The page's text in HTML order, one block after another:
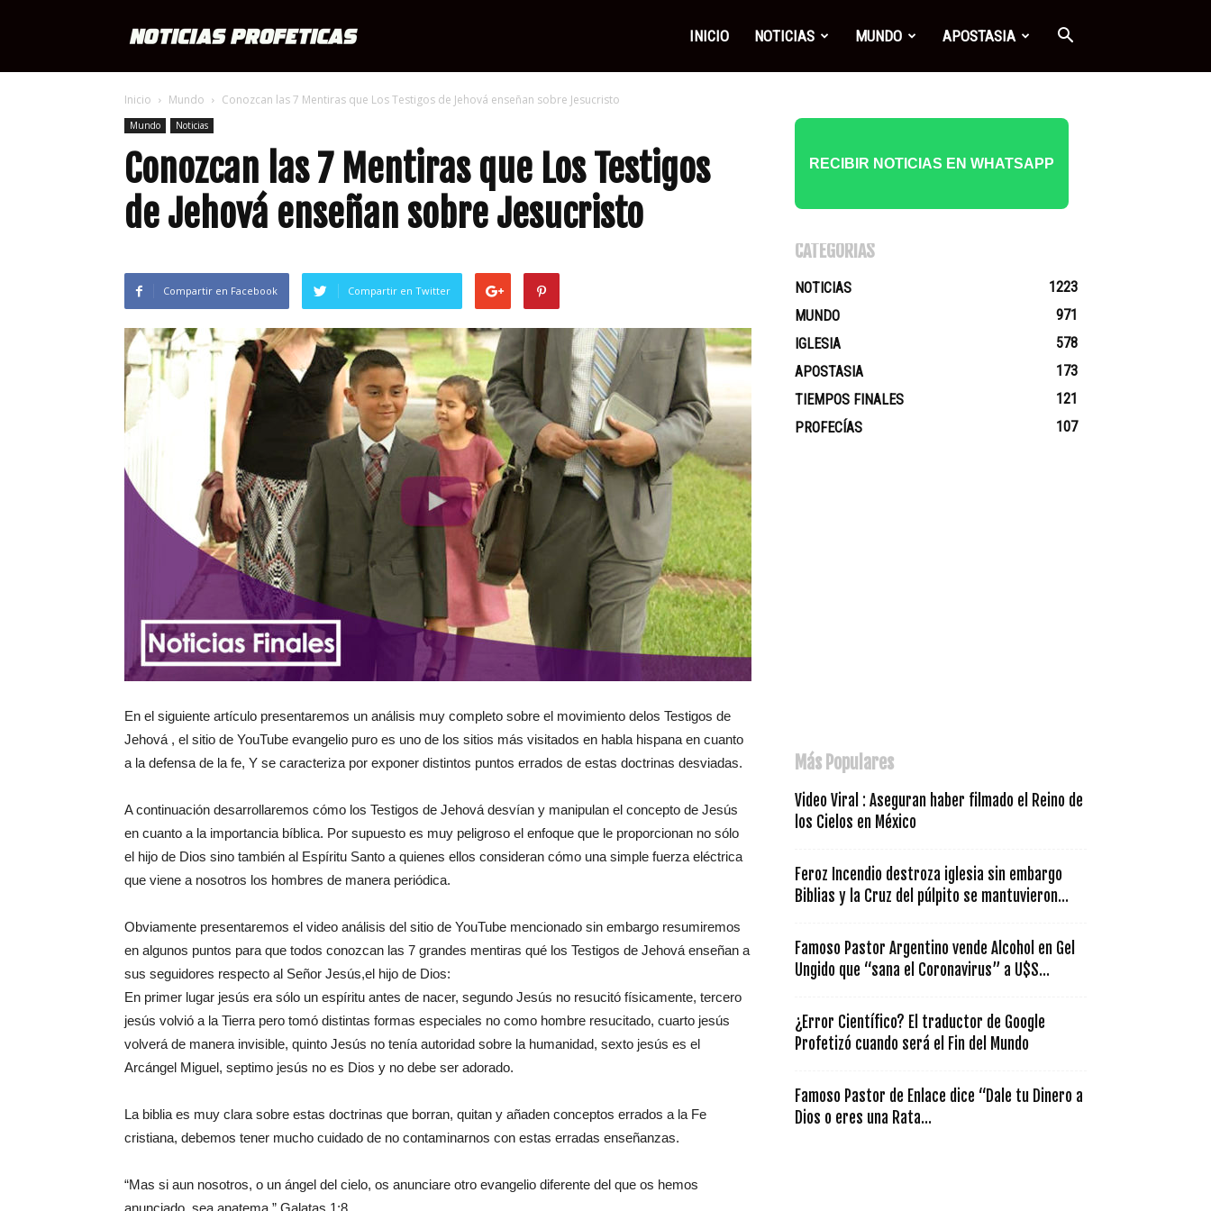
Proféticas
INICIO NOTICIAS MUNDO APOSTASIA
Inicio Mundo Conozcan las 7 Mentiras que Los Testigos de Jehová enseñan sobre Jesucristo
Mundo Noticias
Conozcan las 7 Mentiras que Los Testigos
de Jehová enseñan sobre Jesucristo
Compartir en Facebook Compartir en Twitter
En el siguiente artículo presentaremos un análisis muy completo sobre el movimiento delos Testigos de
Jehová , el sitio de YouTube evangelio puro es uno de los sitios más visitados en habla hispana en cuanto
a la defensa de la fe, Y se caracteriza por exponer distintos puntos errados de estas doctrinas desviadas.
A continuación desarrollaremos cómo los Testigos de Jehová desvían y manipulan el concepto de Jesús
en cuanto a la importancia bíblica. Por supuesto es muy peligroso el enfoque que le proporcionan no sólo
el hijo de Dios sino también al Espíritu Santo a quienes ellos consideran cómo una simple fuerza eléctrica
que viene a nosotros los hombres de manera periódica.
Obviamente presentaremos el video análisis del sitio de YouTube mencionado sin embargo resumiremos
en algunos puntos para que todos conozcan las 7 grandes mentiras qué los Testigos de Jehová enseñan a
sus seguidores respecto al Señor Jesús,el hijo de Dios:
En primer lugar jesús era sólo un espíritu antes de nacer, segundo Jesús no resucitó físicamente, tercero
jesús volvió a la Tierra pero tomó distintas formas especiales no como hombre resucitado, cuarto jesús
volverá de manera invisible, quinto Jesús no tenía autoridad sobre la humanidad, sexto jesús es el
Arcángel Miguel, septimo jesús no es Dios y no debe ser adorado.
La biblia es muy clara sobre estas doctrinas que borran, quitan y añaden conceptos errados a la Fe
cristiana, debemos tener mucho cuidado de no contaminarnos con estas erradas enseñanzas.
“Mas si aun nosotros, o un ángel del cielo, os anunciare otro evangelio diferente del que os hemos
anunciado, sea anatema.” Galatas 1:8
RECIBIR NOTICIAS EN WHATSAPP
CATEGORÍAS
NOTICIAS
1223
MUNDO
971
IGLESIA
578
APOSTASIA
173
TIEMPOS FINALES
121
PROFECÍAS
107
Más Populares
Video Viral : Aseguran haber filmado el Reino de
los Cielos en México
Feroz Incendio destroza iglesia sin embargo
Biblias y la Cruz del púlpito se mantuvieron...
Famoso Pastor Argentino vende Alcohol en Gel
Ungido que “sana el Coronavirus” a U$S...
¿Error Científico? El traductor de Google
Profetizó cuando será el Fin del Mundo
Famoso Pastor de Enlace dice “Dale tu Dinero a
Dios o eres una Rata...